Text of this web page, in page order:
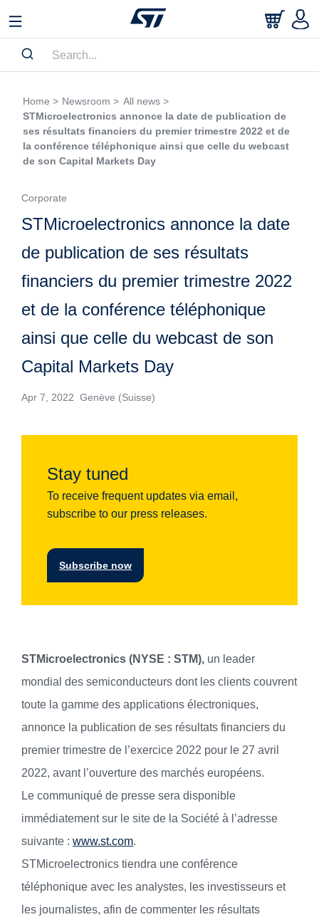
Home > Newsroom > All news >
STMicroelectronics annonce la date de publication de
ses résultats financiers du premier trimestre 2022 et de
la conférence téléphonique ainsi que celle du webcast
de son Capital Markets Day
Corporate
STMicroelectronics annonce la date
de publication de ses résultats
financiers du premier trimestre 2022
et de la conférence téléphonique
ainsi que celle du webcast de son
Capital Markets Day
Apr 7, 2022 Genève (Suisse)
Stay tuned
To receive frequent updates via email,
subscribe to our press releases.
Subscribe now
STMicroelectronics (NYSE : STM), un leader
mondial des semiconducteurs dont les clients couvrent
toute la gamme des applications électroniques,
annonce la publication de ses résultats financiers du
premier trimestre de l’exercice 2022 pour le 27 avril
2022, avant l’ouverture des marchés européens.
Le communiqué de presse sera disponible
immédiatement sur le site de la Société à l’adresse
suivante : www.st.com.
STMicroelectronics tiendra une conférence
téléphonique avec les analystes, les investisseurs et
les journalistes, afin de commenter les résultats